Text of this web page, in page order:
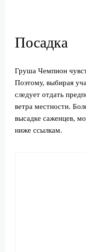
Посадка
Груша Чемпион
Поэтому, выбирая
следует отдать
ветра местности.
высадке саженцев,
ниже ссылкам.